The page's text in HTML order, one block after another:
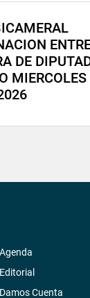
DE
Agenda
Editorial
Damos Cuenta